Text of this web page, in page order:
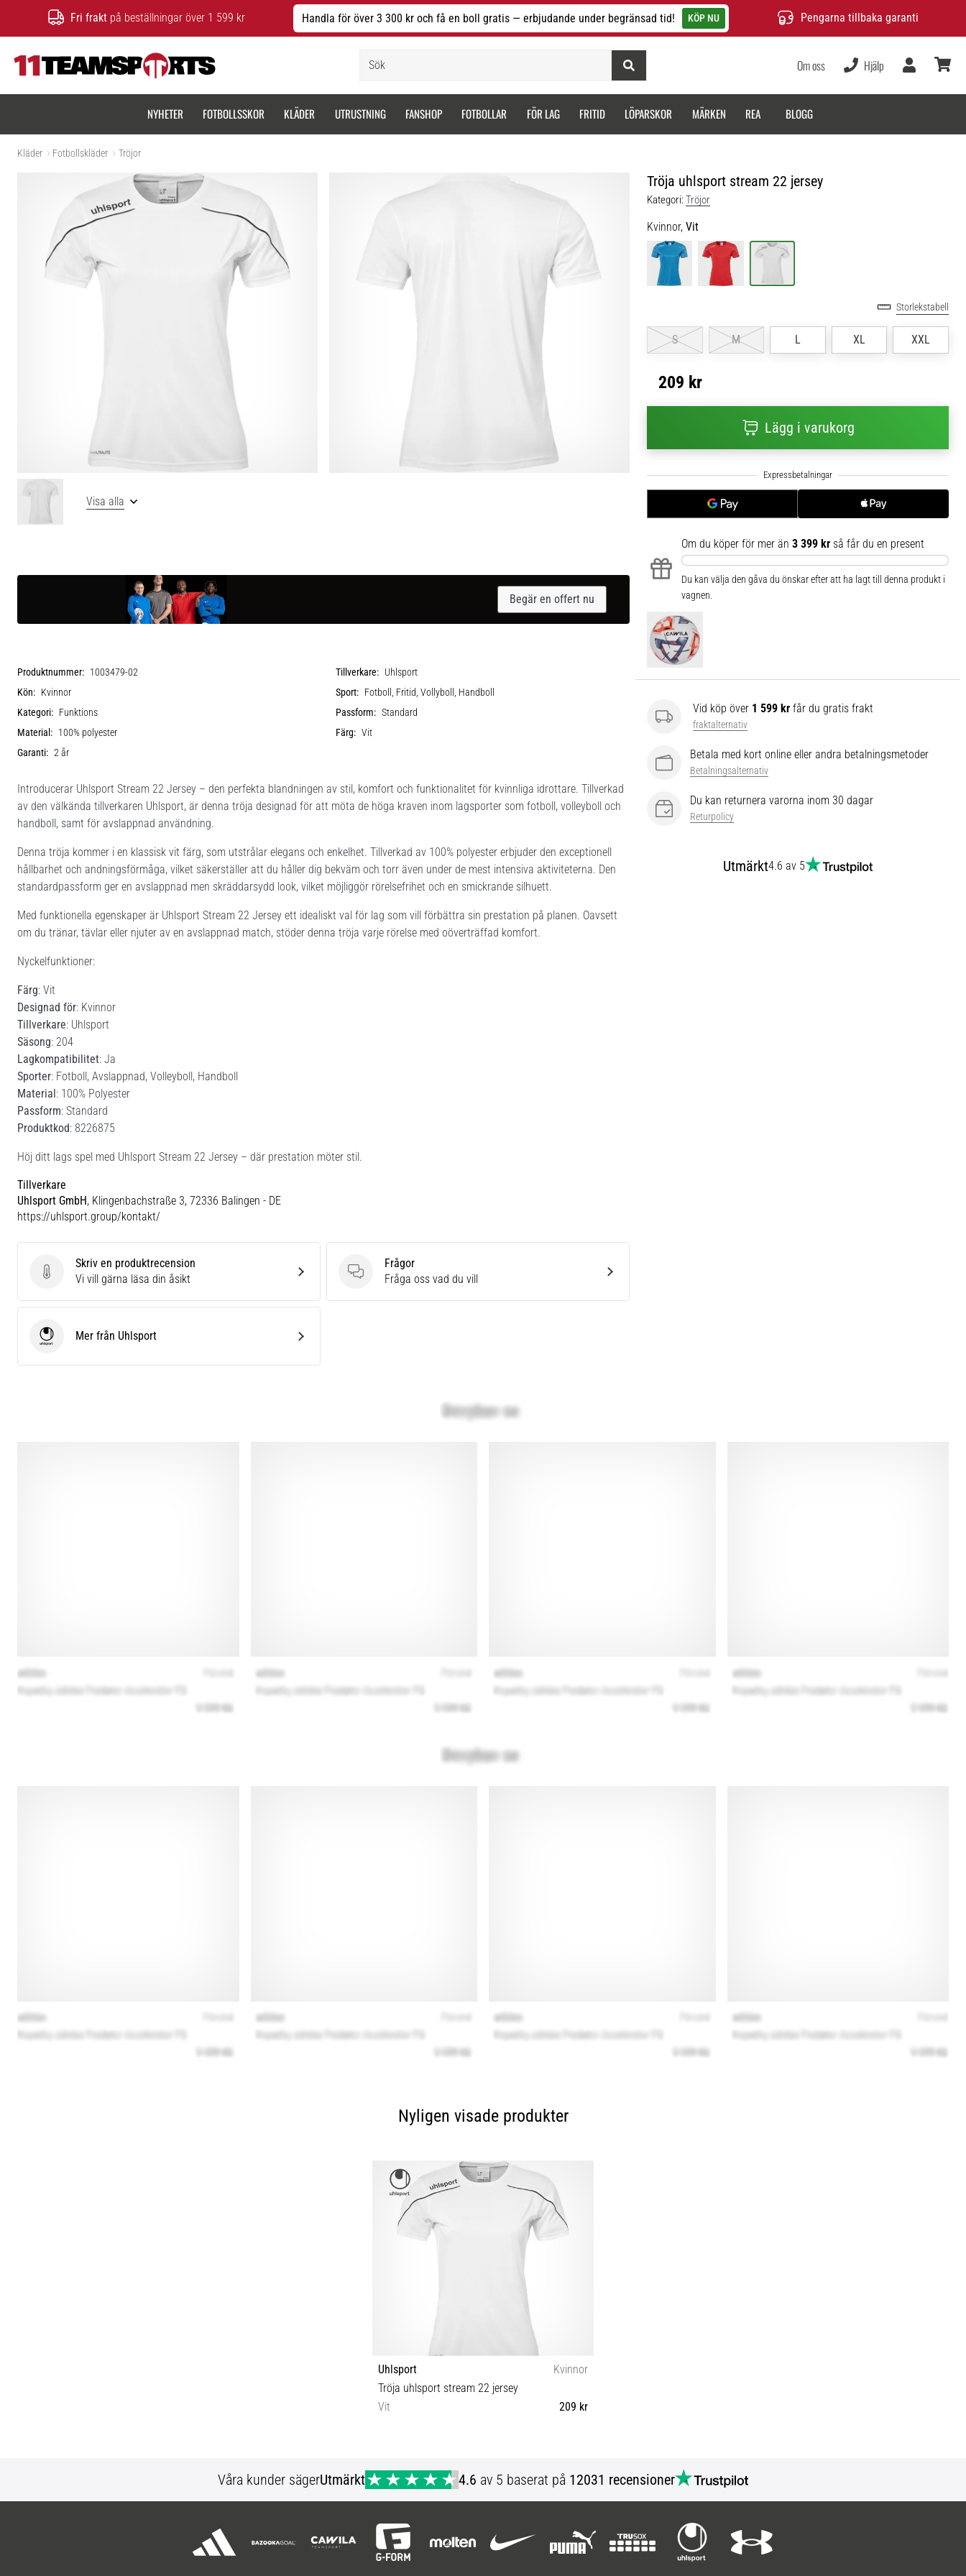
Fri frakt på beställningar över 1 599 kr Handla för över 3 300 kr och få en boll gratis — erbjudande under begränsad tid! KÖP NU Pengarna tillbaka garanti
Om oss Hjälp
NYHETER FOTBOLLSSKOR KLÄDER UTRUSTNING FANSHOP FOTBOLLAR FÖR LAG FRITID LÖPARSKOR MÄRKEN REA BLOGG
Kläder Fotbollskläder Tröjor
Tröja uhlsport stream 22 jersey
Kategori:Tröjor
Kvinnor, Vit
Storlekstabell
S M L XL XXL
209 kr
Lägg i varukorg
Om du köper för mer än 3 399 kr så får du en present
Du kan välja den gåva du önskar efter att ha lagt till denna produkt i
vagnen.
Vid köp över 1 599 kr får du gratis frakt
fraktalternativ
Betala med kort online eller andra betalningsmetoder
Betalningsalternativ
Du kan returnera varorna inom 30 dagar
Returpolicy
Utmärkt4.6 av 5
Visa alla
Begär en offert nu
Produktnummer: 1003479-02 Tillverkare: Uhlsport
Kön: Kvinnor Sport: Fotboll, Fritid, Vollyboll, Handboll
Kategori: Funktions Passform: Standard
Material: 100% polyester Färg: Vit
Garanti: 2 år
Introducerar Uhlsport Stream 22 Jersey – den perfekta blandningen av stil, komfort och funktionalitet för kvinnliga idrottare. Tillverkad
av den välkända tillverkaren Uhlsport, är denna tröja designad för att möta de höga kraven inom lagsporter som fotboll, volleyboll och
handboll, samt för avslappnad användning.
Denna tröja kommer i en klassisk vit färg, som utstrålar elegans och enkelhet. Tillverkad av 100% polyester erbjuder den exceptionell
hållbarhet och andningsförmåga, vilket säkerställer att du håller dig bekväm och torr även under de mest intensiva aktiviteterna. Den
standardpassform ger en avslappnad men skräddarsydd look, vilket möjliggör rörelsefrihet och en smickrande silhuett.
Med funktionella egenskaper är Uhlsport Stream 22 Jersey ett idealiskt val för lag som vill förbättra sin prestation på planen. Oavsett
om du tränar, tävlar eller njuter av en avslappnad match, stöder denna tröja varje rörelse med oöverträffad komfort.
Nyckelfunktioner:
Färg: Vit
Designad för: Kvinnor
Tillverkare: Uhlsport
Säsong: 204
Lagkompatibilitet: Ja
Sporter: Fotboll, Avslappnad, Volleyboll, Handboll
Material: 100% Polyester
Passform: Standard
Produktkod: 8226875
Höj ditt lags spel med Uhlsport Stream 22 Jersey – där prestation möter stil.
Tillverkare
Uhlsport GmbH, Klingenbachstraße 3, 72336 Balingen - DE
https://uhlsport.group/kontakt/
Skriv en produktrecension
Skriv en produktrecension
Vi vill gärna läsa din åsikt
Frågor
Frågor
Fråga oss vad du vill
UhlsportMer från Uhlsport
Nyligen visade produkter
Uhlsport
Kvinnor
Tröja uhlsport stream 22 jersey
Vit
209 kr
Våra kunder sägerUtmärkt 4.6 av 5 baserat på 12031 recensioner